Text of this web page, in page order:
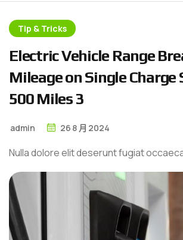
Tip & Tricks
ElectricVehicle Range Bre
Mileageon Single Charge
500 Miles 3
admin 26 8 月 2024
Nulla dolore elit deserunt fugiat